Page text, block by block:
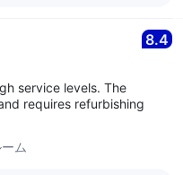
you again. Have a
Park
8.4
service levels. The
requires refurbishing
ム